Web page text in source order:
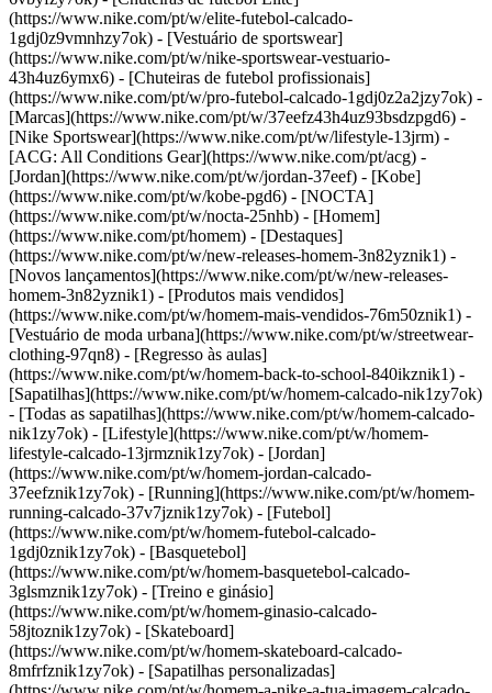
(https://www.nike.com/pt/w/elite-futebol-calcado-
1gdj0z9vmnhzy7ok) - [Vestuário de sportswear]
(https://www.nike.com/pt/w/nike-sportswear-vestuario-
43h4uz6ymx6) - [Chuteiras de futebol profissionais]
(https://www.nike.com/pt/w/pro-futebol-calcado-1gdj0z2a2jzy7ok) -
[Marcas](https://www.nike.com/pt/w/37eefz43h4uz93bsdzpgd6) -
[Nike Sportswear](https://www.nike.com/pt/w/lifestyle-13jrm) -
[ACG: All Conditions Gear](https://www.nike.com/pt/acg) -
[Jordan](https://www.nike.com/pt/w/jordan-37eef) - [Kobe]
(https://www.nike.com/pt/w/kobe-pgd6) - [NOCTA]
(https://www.nike.com/pt/w/nocta-25nhb) - [Homem]
(https://www.nike.com/pt/homem) - [Destaques]
(https://www.nike.com/pt/w/new-releases-homem-3n82yznik1) -
[Novos lançamentos](https://www.nike.com/pt/w/new-releases-
homem-3n82yznik1) - [Produtos mais vendidos]
(https://www.nike.com/pt/w/homem-mais-vendidos-76m50znik1) -
[Vestuário de moda urbana](https://www.nike.com/pt/w/streetwear-
clothing-97qn8) - [Regresso às aulas]
(https://www.nike.com/pt/w/homem-back-to-school-840ikznik1) -
[Sapatilhas](https://www.nike.com/pt/w/homem-calcado-nik1zy7ok)
- [Todas as sapatilhas](https://www.nike.com/pt/w/homem-calcado-
nik1zy7ok) - [Lifestyle](https://www.nike.com/pt/w/homem-
lifestyle-calcado-13jrmznik1zy7ok) - [Jordan]
(https://www.nike.com/pt/w/homem-jordan-calcado-
37eefznik1zy7ok) - [Running](https://www.nike.com/pt/w/homem-
running-calcado-37v7jznik1zy7ok) - [Futebol]
(https://www.nike.com/pt/w/homem-futebol-calcado-
1gdj0znik1zy7ok) - [Basquetebol]
(https://www.nike.com/pt/w/homem-basquetebol-calcado-
3glsmznik1zy7ok) - [Treino e ginásio]
(https://www.nike.com/pt/w/homem-ginasio-calcado-
58jtoznik1zy7ok) - [Skateboard]
(https://www.nike.com/pt/w/homem-skateboard-calcado-
8mfrfznik1zy7ok) - [Sapatilhas personalizadas]